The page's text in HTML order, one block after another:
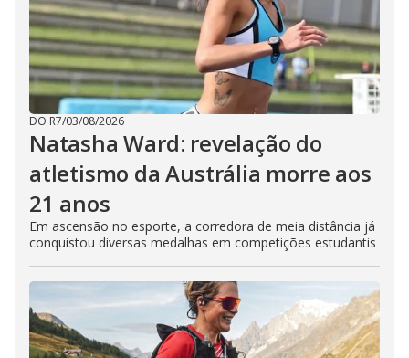
DO R7/03/08/2026
Natasha Ward: revelação do
atletismo da Austrália morre aos
21 anos
Em ascensão no esporte, a corredora de meia distância já
conquistou diversas medalhas em competições estudantis